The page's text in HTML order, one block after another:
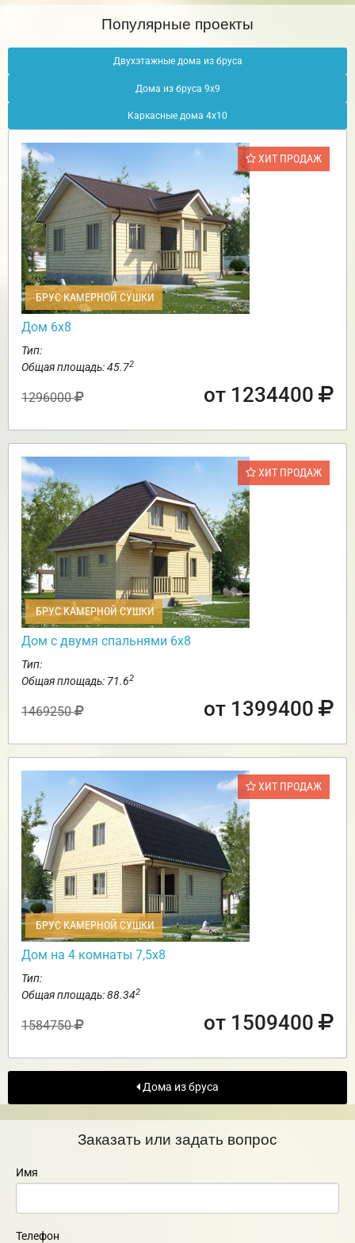
Популярные проекты
Двухэтажные дома из бруса
Дома из бруса 9х9
Каркасные дома 4х10
ХИТ ПРОДАЖ
БРУС КАМЕРНОЙ СУШКИ
Дом 6х8
Тип:
Общая площадь: 45.72
1296000 от 1234400
ХИТ ПРОДАЖ
БРУС КАМЕРНОЙ СУШКИ
Дом с двумя спальнями 6х8
Тип:
Общая площадь: 71.62
1469250 от 1399400
ХИТ ПРОДАЖ
БРУС КАМЕРНОЙ СУШКИ
Дом на 4 комнаты 7,5х8
Тип:
Общая площадь: 88.342
1584750 от 1509400
Дома из бруса
Заказать или задать вопрос
Имя
Телефон